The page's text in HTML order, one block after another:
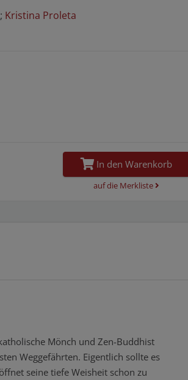
; Kristina Proleta
In den Warenkorb
auf die Merkliste
Mönch und Zen-Buddhist
Weggefährten. Eigentlich sollte es
seine tiefe Weisheit schon zu